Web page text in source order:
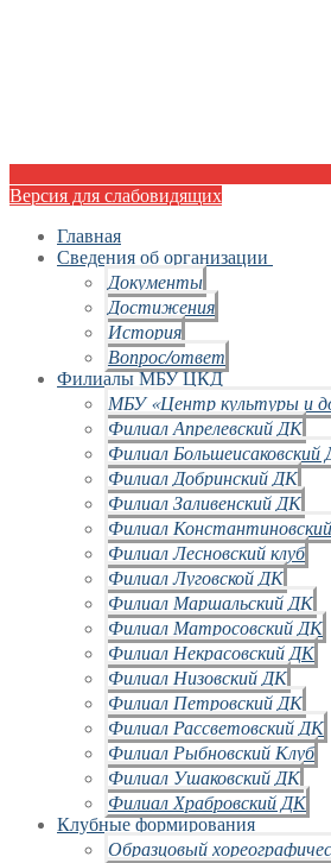
Версия для слабовидящих
Главная
Сведения об организации
Документы
Достижения
История
Вопрос/ответ
Филиалы МБУ ЦКД
МБУ «Центр культуры и
Филиал Апрелевский ДК
Филиал Большеисаковский
Филиал Добринский ДК
Филиал Заливенский ДК
Филиал
Филиал Лесновский клуб
Филиал Луговской ДК
Филиал Маршальский ДК
Филиал Матросовский ДК
Филиал Некрасовский ДК
Филиал Низовский ДК
Филиал Петровский ДК
Филиал Рассветовский ДК
Филиал Рыбновский Клуб
Филиал Ушаковский ДК
Филиал Храбровский ДК
Клубные формирования
Образцовый